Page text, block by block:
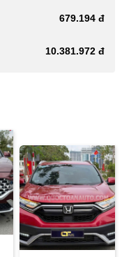
679.194 đ
10.381.972 đ